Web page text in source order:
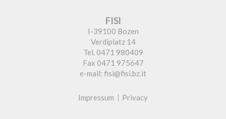
FISI
I-39100 Bozen
Verdiplatz 14
Tel. 0471 980409
Fax 0471 975647
e-mail: fisi@fisi.bz.it
Impressum Privacy